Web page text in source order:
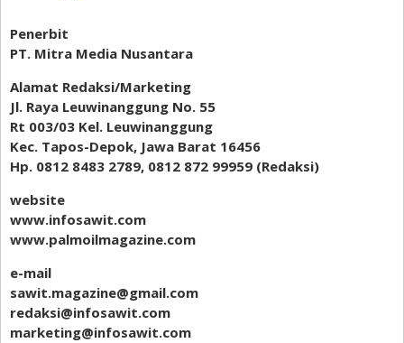
Penerbit
PT. Mitra Media Nusantara
Alamat Redaksi/Marketing
Jl. Raya Leuwinanggung No. 55
Rt 003/03 Kel. Leuwinanggung
Kec. Tapos-Depok, Jawa Barat 16456
Hp. 0812 8483 2789, 0812 872 99959 (Redaksi)
website
www.infosawit.com
www.palmoilmagazine.com
e-mail
sawit.magazine@gmail.com
redaksi@infosawit.com
marketing@infosawit.com